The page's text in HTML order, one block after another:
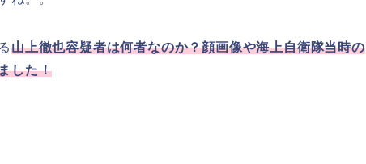
山上徹也容疑者は何者なのか？顔画像や海上自衛隊当時の
した！